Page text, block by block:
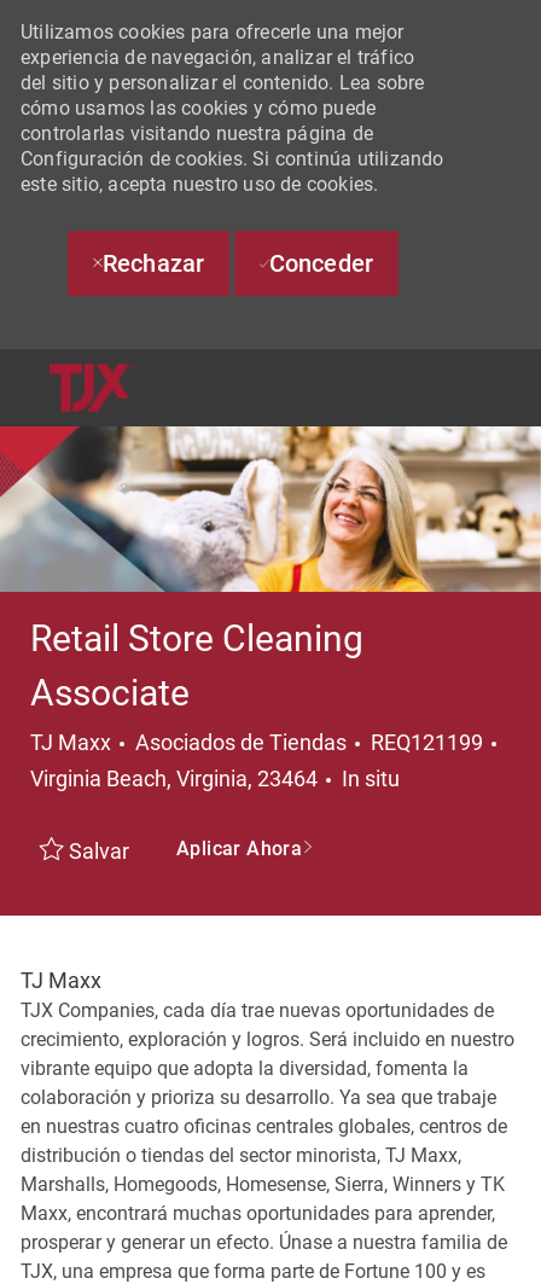
Utilizamos cookies para ofrecerle una mejor
experiencia de navegación, analizar el tráfico
del sitio y personalizar el contenido. Lea sobre
cómo usamos las cookies y cómo puede
controlarlas visitando nuestra página de
Configuración de cookies. Si continúa utilizando
este sitio, acepta nuestro uso de cookies.
Rechazar Conceder
Retail Store Cleaning
Associate
TJ Maxx Categoría
Asociados de Tiendas REQ121199
Virginia Beach, Virginia, 23464
In situ
Salvar Aplicar Ahora
TJ Maxx
TJX Companies, cada día trae nuevas oportunidades de
crecimiento, exploración y logros. Será incluido en nuestro
vibrante equipo que adopta la diversidad, fomenta la
colaboración y prioriza su desarrollo. Ya sea que trabaje
en nuestras cuatro oficinas centrales globales, centros de
distribución o tiendas del sector minorista, TJ Maxx,
Marshalls, Homegoods, Homesense, Sierra, Winners y TK
Maxx, encontrará muchas oportunidades para aprender,
prosperar y generar un efecto. Únase a nuestra familia de
TJX, una empresa que forma parte de Fortune 100 y es